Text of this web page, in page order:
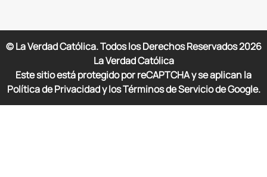
© La Verdad Católica. Todos los Derechos Reservados2026
La Verdad Católica
Este sitio está protegido por reCAPTCHA y se aplican la
Política de Privacidad y los Términos de Servicio de Google.